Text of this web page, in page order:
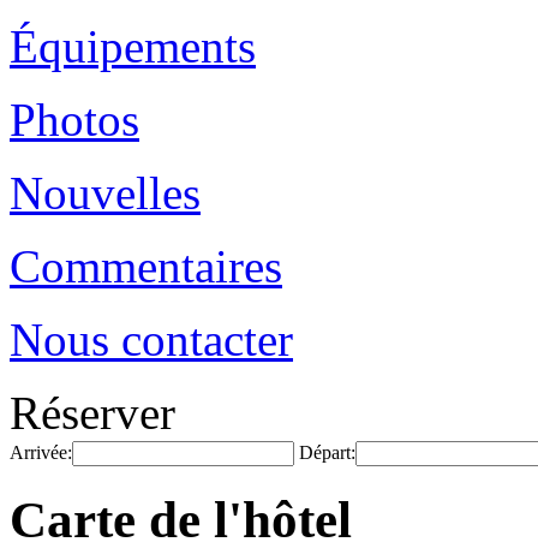
Équipements
Photos
Nouvelles
Commentaires
Nous contacter
Réserver
Arrivée: Départ:
Carte de l'hôtel